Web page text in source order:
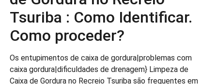
Tsuriba : Como Identificar.
Como proceder?
Os entupimentos de caixa de gordura|problemas com
caixa gordura|dificuldades de drenagem} Limpeza de
Caixa de Gordura no Recreio Tsuriba são frequentes em